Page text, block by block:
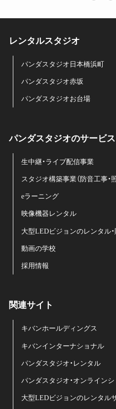
レンタルスタジオ
パンダスタジオ日本橋浜町
パンダスタジオ赤坂
パンダスタジオお台場
パンダスタジオのサービス
生中継・ライブ配信事業
スタジオ構築事業（防音工事・
eラーニング
映像機器レンタル
大型LEDビジョンのレンタル・
動画の学校
採用情報
関連サイト
キバンホールディングス
キバンインターナショナル
パンダスタジオ・レンタル
パンダスタジオ・オンライン
大型LEDビジョンのレンタル